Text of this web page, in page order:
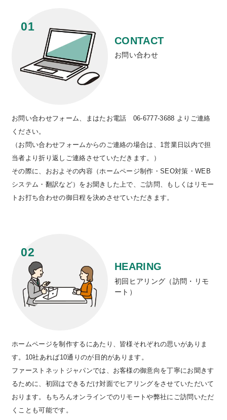
CONTACT
お問い合わせ
お問い合わせフォーム、まはたお電話 06-6777-3688 よりご連絡
ください。
（お問い合わせフォームからのご連絡の場合は、1営業日以内で担
当者より折り返しご連絡させていただきます。）
その際に、おおよその内容（ホームページ制作・SEO対策・WEB
システム・翻訳など）をお聞きした上で、ご訪問、もしくはリモー
トお打ち合わせの御日程を決めさせていただきます。
HEARING
初回ヒアリング（訪問・リモ
ート）
ホームページを制作するにあたり、皆様それぞれの思いがありま
す。10社あれば10通りのが目的があります。
ファーストネットジャパンでは、お客様の御意向を丁寧にお聞きす
るために、初回はできるだけ対面でヒアリングをさせていただいて
おります。もちろんオンラインでのリモートや弊社にご訪問いただ
くことも可能です。